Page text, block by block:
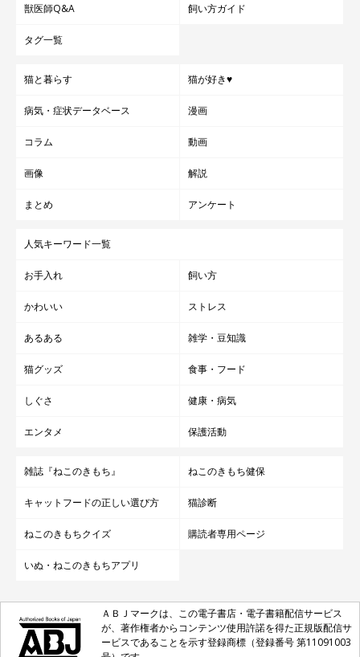
獣医師Q&A 飼い方ガイド
タグ一覧
猫と暮らす 猫が好き♥
病気・症状データベース 漫画
コラム 動画
画像 解説
まとめ アンケート
人気キーワード一覧
お手入れ 飼い方
かわいい ストレス
あるある 雑学・豆知識
猫グッズ 食事・フード
しぐさ 健康・病気
エンタメ 保護活動
雑誌『ねこのきもち』 ねこのきもち健保
キャットフードの正しい選び方 猫診断
ねこのきもちクイズ 購読者専用ページ
いぬ・ねこのきもちアプリ
ＡＢＪマークは、この電子書店・電子書籍配信サービス
が、著作権者からコンテンツ使用許諾を得た正規版配信サ
ービスであることを示す登録商標（登録番号 第11091003